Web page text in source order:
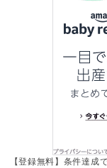
【登録無料】条件達成